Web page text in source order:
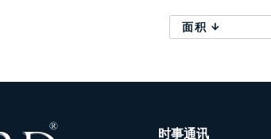
面积
时事通讯